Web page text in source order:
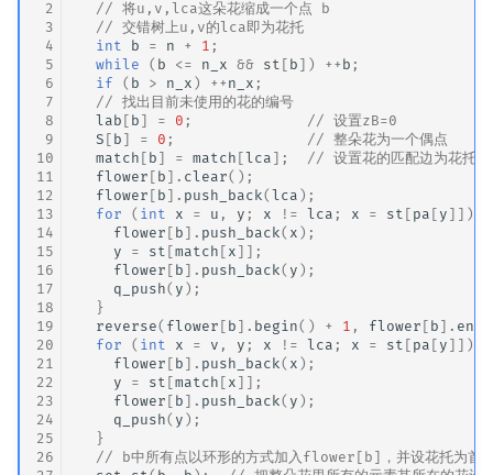
2
3
4
5
6
7
8
9
10
11
12
13
14
15
16
17
18
19
20
21
22
23
24
25
26
// 将u,v,lca这朵花缩成一个点 b
// 交错树上u,v的lca即为花托
int
b = n + 1 ;
while
( b <= n_x && st [ b ]) ++ b ;
if
( b > n_x ) ++ n_x ;
// 找出目前未使用的花的编号
lab [ b ] = 0 ;
// 设置zB=0
S [ b ] = 0 ;
// 整朵花为一个偶点
match [ b ] = match [lca ];
// 设置花的匹配边为花托的
flower [ b ]. clear();
flower [ b ]. push_back(lca );
for
( int x = u , y ; x != lca ; x = st [ pa [ y ]])
flower [ b ]. push_back( x );
y
= st [match [ x ]];
flower [ b ]. push_back( y );
q_push( y );
}
reverse( flower [ b ]. begin() + 1 , flower [ b ]. end
for
( int x = v , y ; x != lca ; x = st [ pa [ y ]])
flower [ b ]. push_back( x );
y
= st [match [ x ]];
flower [ b ]. push_back( y );
q_push( y );
}
// b中所有点以环形的方式加入flower[b]，并设花托为首